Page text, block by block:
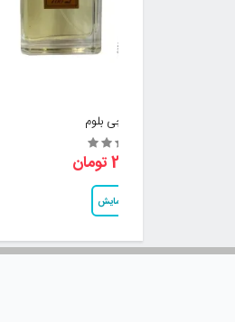
عطر گوچی بلوم
2,800,000 تومان
نمایش